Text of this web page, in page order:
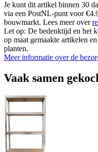
Je kunt dit artikel binnen 30
via een PostNL-punt voor
bouwmarkt. Lees meer over
Let op: De bedenktijd en het
op maat gemaakte artikelen
planten.
Meer informatie over de
Vaak samen